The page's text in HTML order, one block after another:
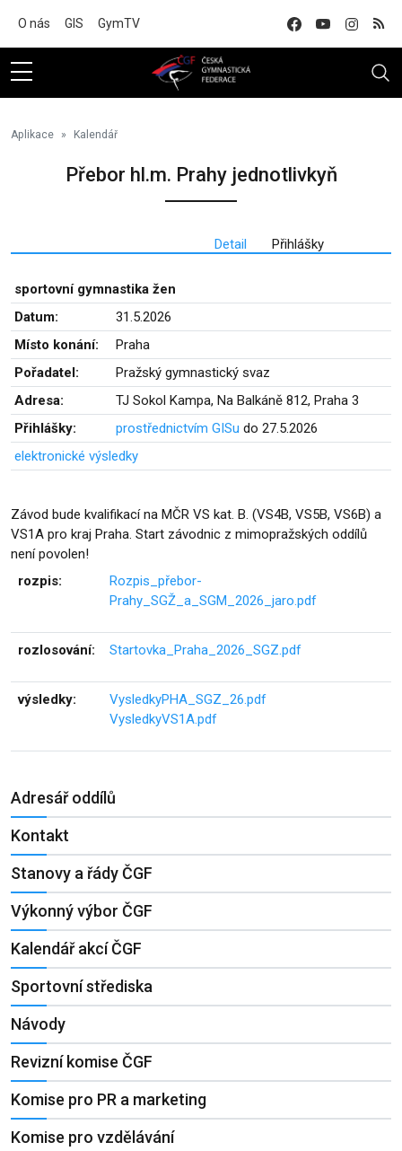
O nás GIS GymTV
Aplikace Kalendář
Přebor hl.m. Prahy jednotlivkyň
Detail Přihlášky
sportovní gymnastika žen
Datum:
31.5.2026
Místo konání:
Praha
Pořadatel:
Pražský gymnastický svaz
Adresa:
TJ Sokol Kampa, Na Balkáně 812, Praha 3
Přihlášky:
prostřednictvím GISu do 27.5.2026
elektronické výsledky
Závod bude kvalifikací na MČR VS kat. B. (VS4B, VS5B, VS6B) a
VS1A pro kraj Praha. Start závodnic z mimopražských oddílů
není povolen!
rozpis:
Rozpis_přebor-
Prahy_SGŽ_a_SGM_2026_jaro.pdf
rozlosování: Startovka_Praha_2026_SGZ.pdf
výsledky:
VysledkyPHA_SGZ_26.pdf
VysledkyVS1A.pdf
Adresář oddílů
Kontakt
Stanovy a řády ČGF
Výkonný výbor ČGF
Kalendář akcí ČGF
Sportovní střediska
Návody
Revizní komise ČGF
Komise pro PR a marketing
Komise pro vzdělávání